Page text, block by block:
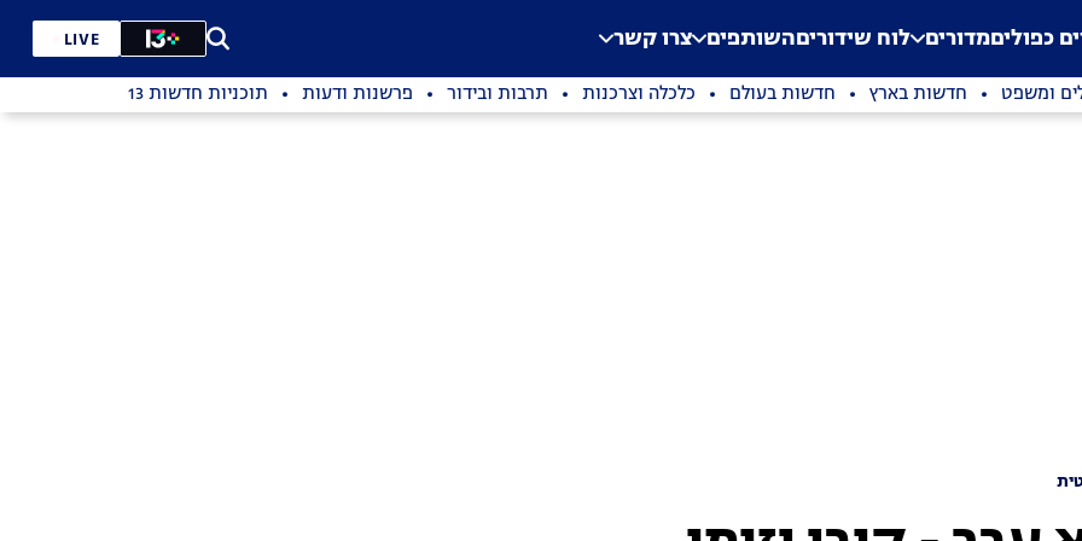
Application error: a
. כפוליםמדורים לוח שידוריםהשותפים צרו קשר LIVE
ומשפט חדשות בארץ חדשות בעולם כלכלה וצרכנות תרבות ובידור פרשנות ודעות תוכניות חדשות 13